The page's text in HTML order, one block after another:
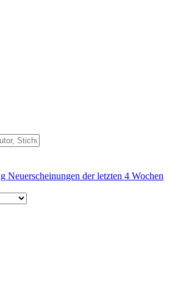
Neuerscheinungen der letzten 4 Wochen